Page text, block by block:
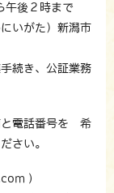
後２時まで
いがた）新潟市
続き、公証業務
電話番号を 希
さい。
)